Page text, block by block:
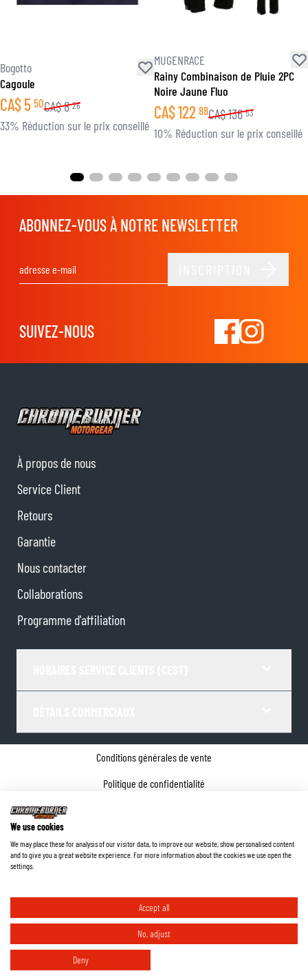
Bogotto
Cagoule
CA$5 50CA$8 26
33% Réduction sur le prix conseillé
MUGENRACE
Rainy Combinaison de Pluie 2PC
Noire Jaune Fluo
CA$122 88CA$136 53
10% Réduction sur le prix conseillé
ABONNEZ-VOUS À NOTRE NEWSLETTER
SUIVEZ-NOUS
À propos de nous
Service Client
Retours
Garantie
Nous contacter
Collaborations
Programme d'affiliation
Conditions générales de vente
Politique de confidentialité
©2026ChromeBurner - Tous droits réservés.
We use cookies
We may place these for analysis of our visitor data, to improve our website, show personalised content
and to give you a great website experience. For more information about the cookies we use open the
settings.
Accept all
No, adjust
Deny